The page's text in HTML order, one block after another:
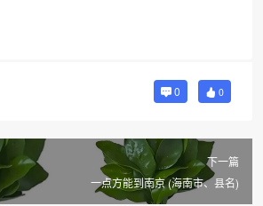
0 0
下一篇
一点方能到南京 (海南市、县名)